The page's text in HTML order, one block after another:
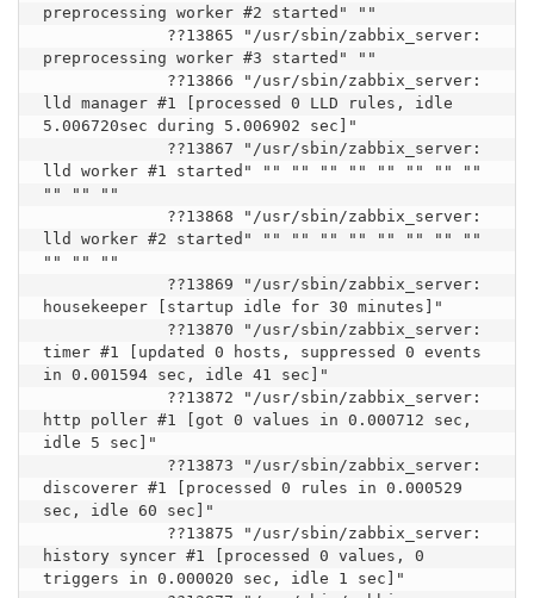
preprocessing worker #2 started" ""
preprocessing worker #3 started" ""
lld manager #1 [processed 0 LLD rules, idle
5.006720sec during 5.006902 sec]"
lld worker #1 started" "" "" "" "" "" "" "" ""
"" "" ""
lld worker #2 started" "" "" "" "" "" "" "" ""
"" "" ""
housekeeper [startup idle for 30 minutes]"
timer #1 [updated 0 hosts, suppressed 0 events
in 0.001594 sec, idle 41 sec]"
http poller #1 [got 0 values in 0.000712 sec,
idle 5 sec]"
discoverer #1 [processed 0 rules in 0.000529
sec, idle 60 sec]"
history syncer #1 [processed 0 values, 0
triggers in 0.000020 sec, idle 1 sec]"